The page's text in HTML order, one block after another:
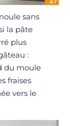
sans
la pâte
plus
:
du moule
fraises
vers le